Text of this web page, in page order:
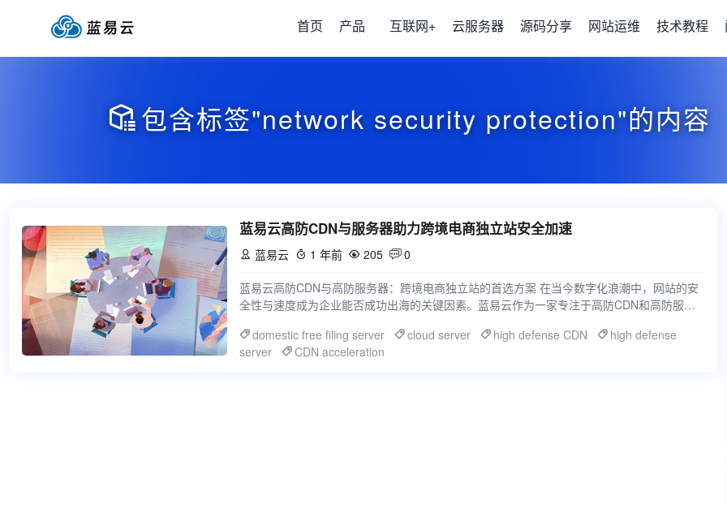
首页 产品 互联网+ 云服务器 源码分享 网站运维 技术教程
包含标签"network security protection"的内容
蓝易云高防CDN与服务器助力跨境电商独立站安全加速
 蓝易云  1 年前  205  0
蓝易云高防CDN与高防服务器：跨境电商独立站的首选方案 在当今数字化浪潮中，网站的安
全性与速度成为企业能否成功出海的关键因素。蓝易云作为一家专注于高防CDN和高防服务
domestic free filing server
cloud server high defense CDN
high defense
server
CDN acceleration